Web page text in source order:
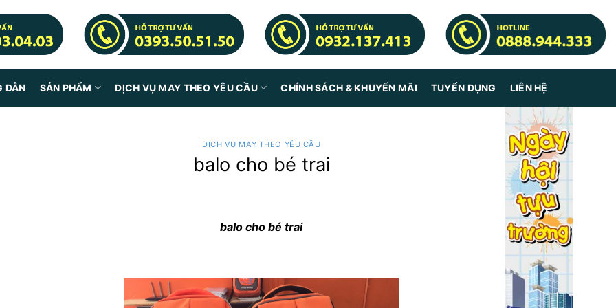
DẪN SẢN PHẨM DỊCH VỤ MAY THEO YÊU CẦU CHÍNH SÁCH & KHUYẾN MÃI TUYỂN DỤNG LIÊN HỆ
DỊCH VỤ MAY THEO YÊU CẦU
balo cho bé trai
balo cho bé trai